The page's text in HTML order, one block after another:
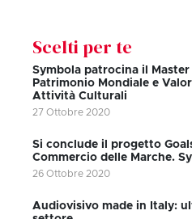
Scelti per te
Symbola patrocina il Master
Patrimonio Mondiale e
Attività Culturali
27 Ottobre 2020
Si conclude il progetto
Commercio delle Marche.
26 Ottobre 2020
Audiovisivo made in Italy: